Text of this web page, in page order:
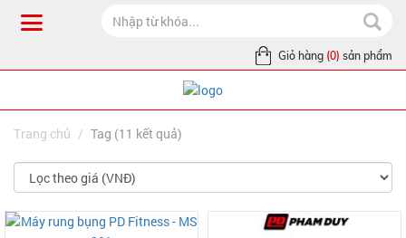
Giỏ hàng (0) sản phẩm
Trang chủ Tag (11 kết quả)